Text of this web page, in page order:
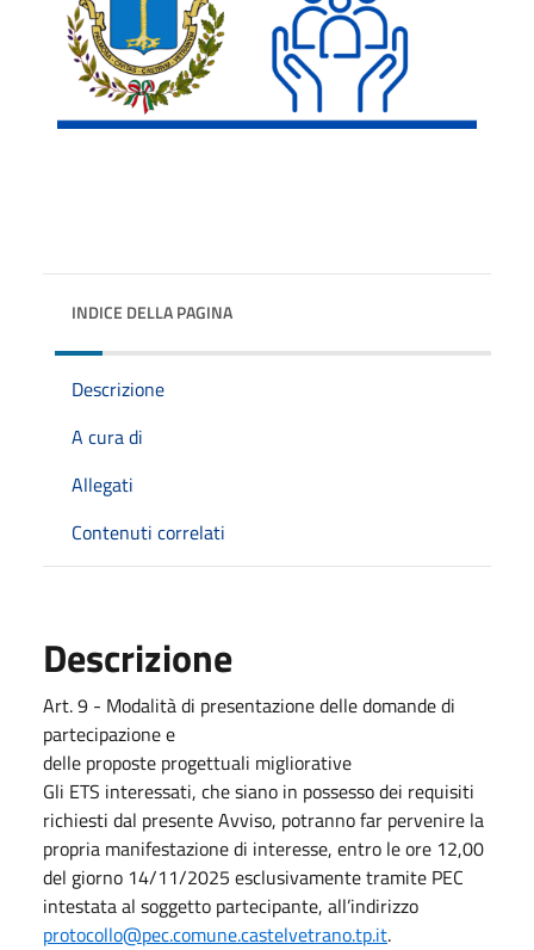
INDICE DELLA PAGINA
Descrizione
A cura di
Allegati
Contenuti correlati
Descrizione
Art. 9 - Modalità di presentazione delle domande di
partecipazione e
delle proposte progettuali migliorative
Gli ETS interessati, che siano in possesso dei requisiti
richiesti dal presente Avviso, potranno far pervenire la
propria manifestazione di interesse, entro le ore 12,00
del giorno 14/11/2025 esclusivamente tramite PEC
intestata al soggetto partecipante, all’indirizzo
protocollo@pec.comune.castelvetrano.tp.it.